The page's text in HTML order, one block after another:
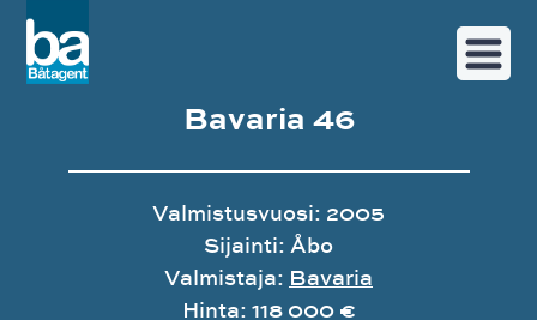
Bavaria 46
Valmistusvuosi: 2005
Sijainti: Åbo
Valmistaja: Bavaria
Hinta: 118 000 €